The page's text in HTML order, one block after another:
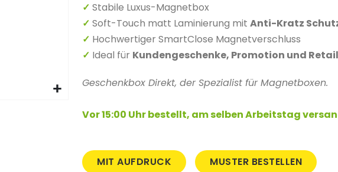
✓Stabile Luxus-Magnetbox
✓Soft-Touch matt Laminierung mitAnti-Kratz
✓ Hochwertiger SmartClose Magnetverschluss
✓ Ideal für Kundengeschenke, Promotion und
Geschenkbox Direkt, der Spezialist für Magnetboxen.
Vor 15:00 Uhr bestellt, am selben Arbeitstag
MIT AUFDRUCK MUSTER BESTELLEN